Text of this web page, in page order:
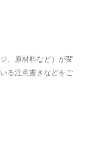
、原材料など）が変
る注意書きなどをご